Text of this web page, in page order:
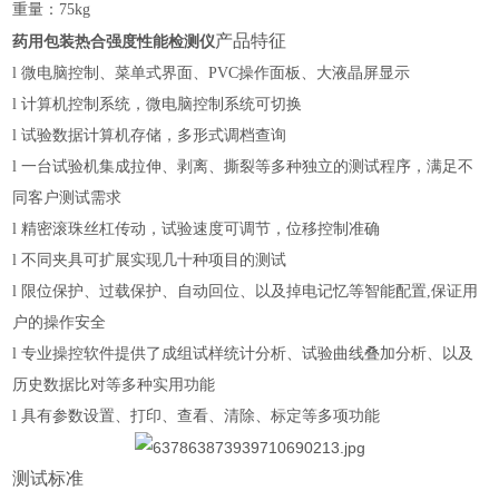
重量：75kg
药用包装热合强度性能检测仪产品特征
l微电脑控制、菜单式界面、PVC操作面板、大液晶屏显示
l计算机控制系统，微电脑控制系统可切换
l试验数据计算机存储，多形式调档查询
l一台试验机集成拉伸、剥离、撕裂等多种独立的测试程序，满足不
同客户测试需求
l精密滚珠丝杠传动，试验速度可调节，位移控制准确
l不同夹具可扩展实现几十种项目的测试
l 限位保护、过载保护、自动回位、以及掉电记忆等智能配置,保证用
户的操作安全
l专业操控软件提供了成组试样统计分析、试验曲线叠加分析、以及
历史数据比对等多种实用功能
l具有参数设置、打印、查看、清除、标定等多项功能
测试标准